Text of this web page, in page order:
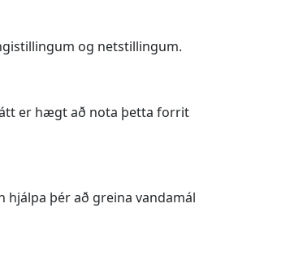
og netstillingum.
er hægt að nota þetta forrit
þér að greina vandamál